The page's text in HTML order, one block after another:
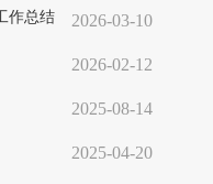
作总结 2026-03-10
2026-02-12
2025-08-14
2025-04-20